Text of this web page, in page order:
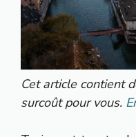
Cet article contient
surcoût pour vous.